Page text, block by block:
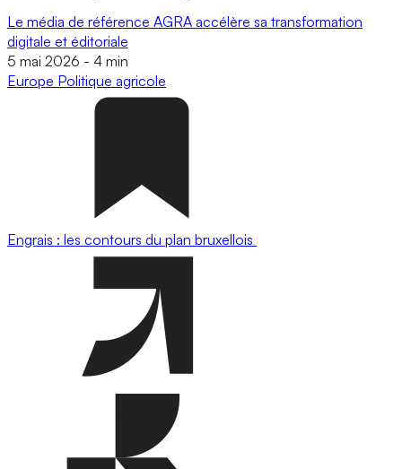
Le média de référence AGRA accélère sa transformation
digitale et éditoriale
5 mai 2026 - 4 min
Europe Politique agricole
Engrais : les contours du plan bruxellois